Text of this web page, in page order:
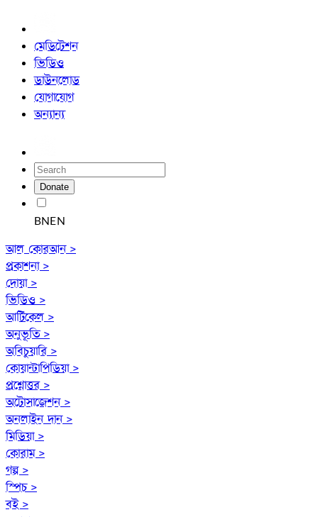
মেডিটেশন
ভিডিও
ডাউনলোড
যোগাযোগ
অন্যান্য
Donate
BNEN
আল কোরআন >
প্রকাশনা >
দোয়া >
ভিডিও >
আর্টিকেল >
অনুভূতি >
অবিচুয়ারি >
কোয়ান্টাপিডিয়া >
প্রশ্নোত্তর >
অটোসাজেশন >
অনলাইন দান >
মিডিয়া >
কোরাম >
গল্প >
স্পিচ >
বই >